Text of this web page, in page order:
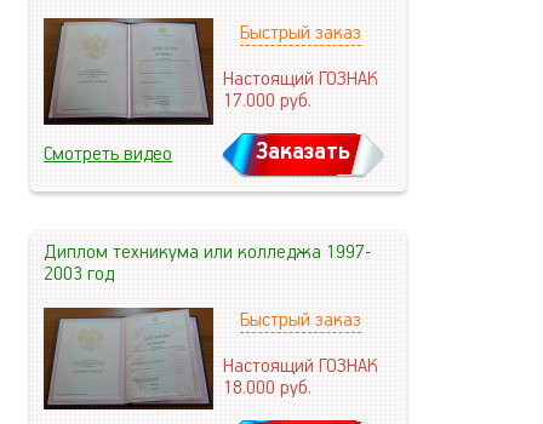
Быстрый заказ
Настоящий ГОЗНАК
17.000руб.
Смотреть видео Заказать
Диплом техникума или колледжа 1997-
2003 год
Быстрый заказ
Настоящий ГОЗНАК
18.000руб.